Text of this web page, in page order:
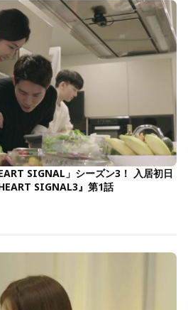
SIGNAL」シーズン3！ 入居初日
SIGNAL3』第1話